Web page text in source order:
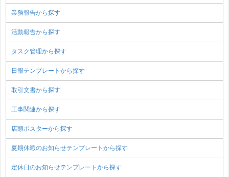
業務報告から探す
活動報告から探す
タスク管理から探す
日報テンプレートから探す
取引文書から探す
工事関連から探す
店頭ポスターから探す
夏期休暇のお知らせテンプレートから探す
定休日のお知らせテンプレートから探す